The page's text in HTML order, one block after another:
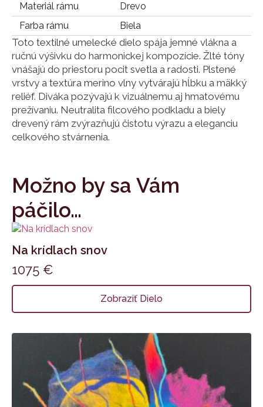
Materiál rámu
Drevo
Farba rámu
Biela
Toto textilné umelecké dielo spája jemné vlákna a
ručnú výšivku do harmonickej kompozície. Žlté tóny
vnášajú do priestoru pocit svetla a radosti. Plstené
vrstvy a textúra merino vlny vytvárajú hĺbku a mäkký
reliéf. Diváka pozývajú k vizuálnemu aj hmatovému
prežívaniu. Neutralita filcového podkladu a biely
drevený rám zvýrazňujú čistotu výrazu a eleganciu
celkového stvárnenia.
Možno by sa Vám
páčilo…
Na krídlach snov
1075 €
Zobraziť Dielo